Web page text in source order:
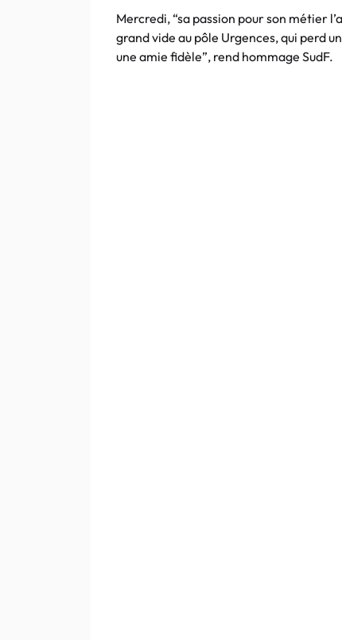
Mercredi, “sa passion pour son métier
grand vide au pôle Urgences, qui perd
une amie fidèle”, rend hommage SudF.